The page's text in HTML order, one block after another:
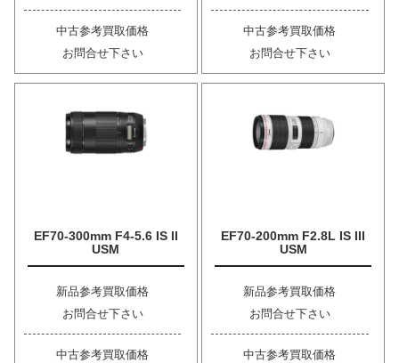
中古参考買取価格
お問合せ下さい
中古参考買取価格
お問合せ下さい
EF70-300mm F4-5.6 IS II
USM
新品参考買取価格
お問合せ下さい
中古参考買取価格
EF70-200mm F2.8L IS III
USM
新品参考買取価格
お問合せ下さい
中古参考買取価格